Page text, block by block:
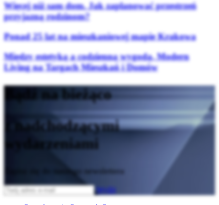
Więcej niż sam dom. Jak zaplanować przestrzeń
przyjazną rodzinom?
Ponad 25 lat na mieszkaniowej mapie Krakowa
Między estetyką a codzienną wygodą. Modern
Living na Targach Mieszkań i Domów
Bądź na bieżąco
z nadchodzącymi
wydarzeniami
Zapisz się do naszego newslettera
Wyślij